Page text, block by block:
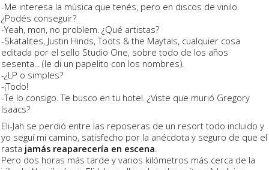
-­Me interesa la música que tenés, pero en discos de vinilo.
¿Podés conseguir?
­-Yeah, mon, no problem. ¿Qué artistas?
­-Skatalites, Justin Hinds, Toots & the Maytals, cualquier cosa
editada por el sello Studio One, sobre todo de los años
sesenta... (le di un papelito con los nombres).
-­¿LP o simples?
­-¡Todo!
­-Te lo consigo. Te busco en tu hotel. ¿Viste que murió Gregory
Isaacs?
Eli-Jah se perdió entre las reposeras de un resort todo incluido y
yo seguí mi camino, satisfecho por la anécdota y seguro de que el
rasta jamás reaparecería en escena
Pero dos horas más tarde y varios kilómetros más cerca de la